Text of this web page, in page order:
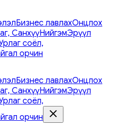
Бизнес лавлахОнцлох
СанхүүНийгэмЭрүүл
соёл,
орчин
Бизнес лавлахОнцлох
СанхүүНийгэмЭрүүл
соёл,
орчин